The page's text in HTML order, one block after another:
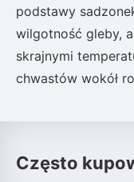
podstawy
wilgotność gleby,
skrajnymi
chwastów wokół
Często